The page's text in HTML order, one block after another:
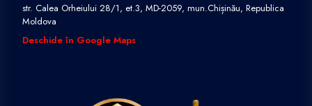
str. Calea Orheiului 28/1, et.3, MD-2059, mun.Chișinău, Republica
Moldova
Deschide în Google Maps